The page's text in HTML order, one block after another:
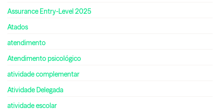
Assurance Entry-Level 2025
Atados
atendimento
Atendimento psicológico
atividade complementar
Atividade Delegada
atividade escolar